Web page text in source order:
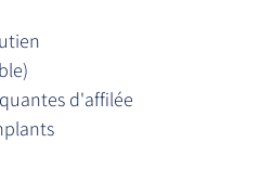
d'affilée